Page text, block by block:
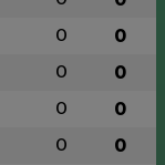
0 0
0 0
0 0
0 0